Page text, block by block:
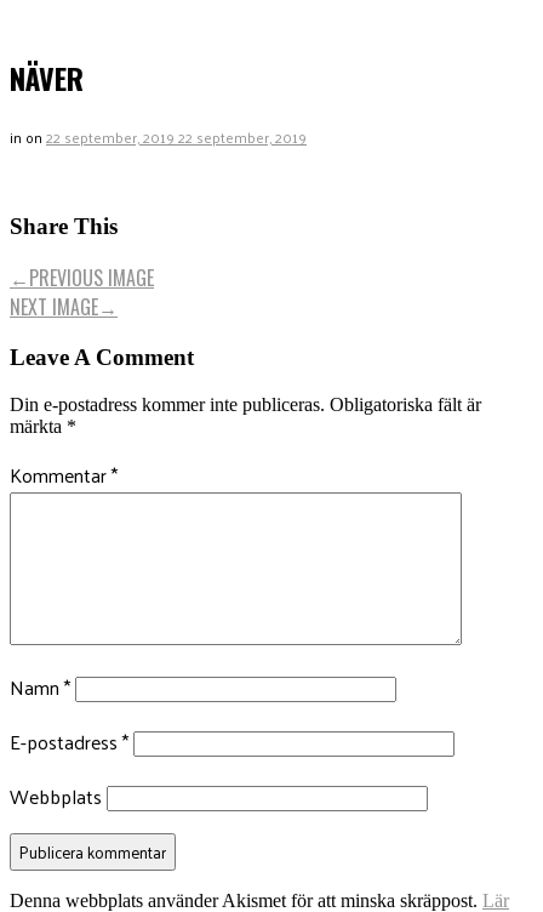
NÄVER
in on22 september, 201922 september, 2019
Share This
←PREVIOUS IMAGE
NEXT IMAGE→
Leave A Comment
Din e-postadress kommer inte publiceras. Obligatoriska fält är
märkta *
Kommentar*
Namn*
E-postadress*
Webbplats
Denna webbplats använder Akismet för att minska skräppost. Lär